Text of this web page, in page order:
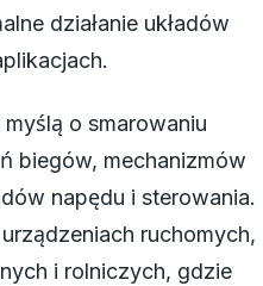
działanie układów
o smarowaniu
biegów, mechanizmów
napędu i sterowania.
ruchomych,
i rolniczych, gdzie